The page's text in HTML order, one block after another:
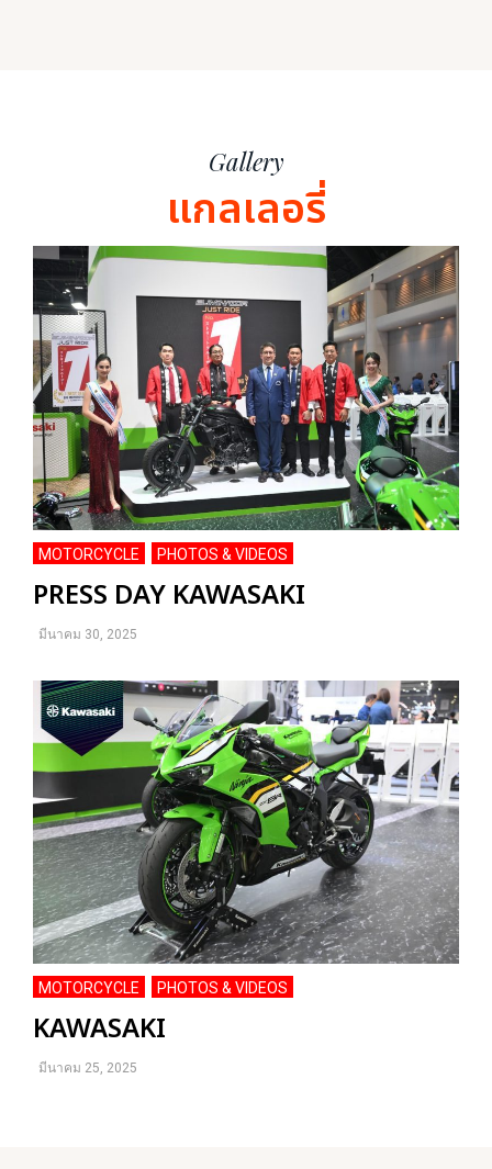
Gallery
แกลเลอรี่
MOTORCYCLE PHOTOS & VIDEOS
PRESS DAY KAWASAKI
มีนาคม 30, 2025
MOTORCYCLE PHOTOS & VIDEOS
KAWASAKI
มีนาคม 25, 2025